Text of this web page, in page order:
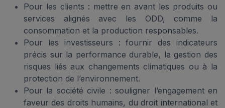
Pour les clients : mettre en avant les produits ou
services alignés avec les ODD, comme la
consommation et la production responsables.
Pour les investisseurs : fournir des indicateurs
précis sur la performance durable, la gestion des
risques liés aux changements climatiques ou à la
protection de l’environnement.
Pour la société civile : souligner l’engagement en
faveur des droits humains, du droit international et